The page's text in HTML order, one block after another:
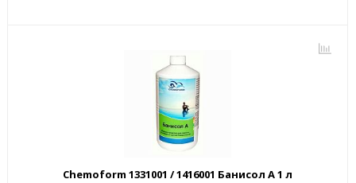
Chemoform 1331001 / 1416001 Банисол А 1 л